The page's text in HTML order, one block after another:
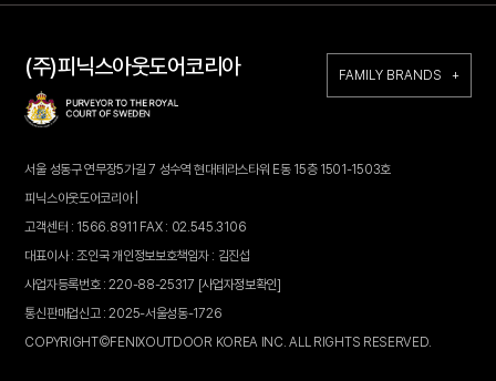
(주)피닉스아웃도어코리아 FAMILY BRANDS +
서울 성동구 연무장5가길 7 성수역 현대테라스타워 E동 15층 1501-1503호
피닉스아웃도어코리아 |
고객센터 : 1566.8911 FAX : 02.545.3106
대표이사 : 조인국 개인정보보호책임자 : 김진섭
사업자등록번호 : 220-88-25317 [사업자정보확인]
통신판매업신고 : 2025-서울성동-1726
COPYRIGHT©FENIXOUTDOOR KOREA INC. ALL RIGHTS RESERVED.